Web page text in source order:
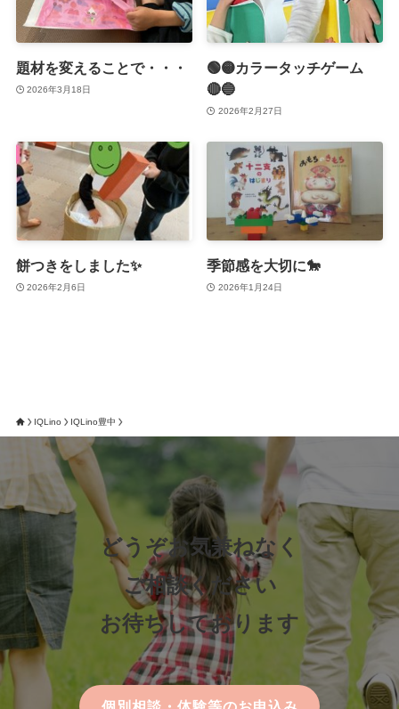
題材を変えることで・・・
2026年3月18日
🟢🟡カラータッチゲーム
🔴🔵
2026年2月27日
餅つきをしました✨
2026年2月6日
季節感を大切に🐎
2026年1月24日
IQLino IQLino豊中
どうぞお気兼ねなく
ご相談ください
お待ちしております